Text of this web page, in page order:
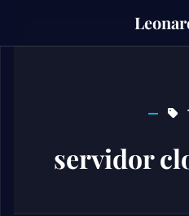
content
servidor